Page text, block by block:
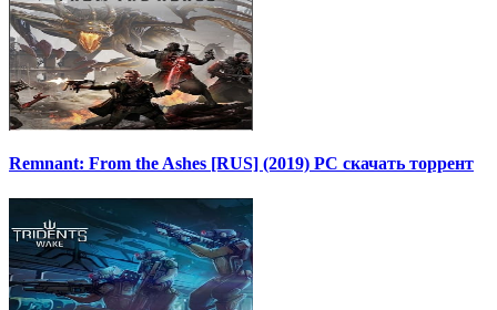
Remnant: From the Ashes [RUS] (2019) PC скачать торрент